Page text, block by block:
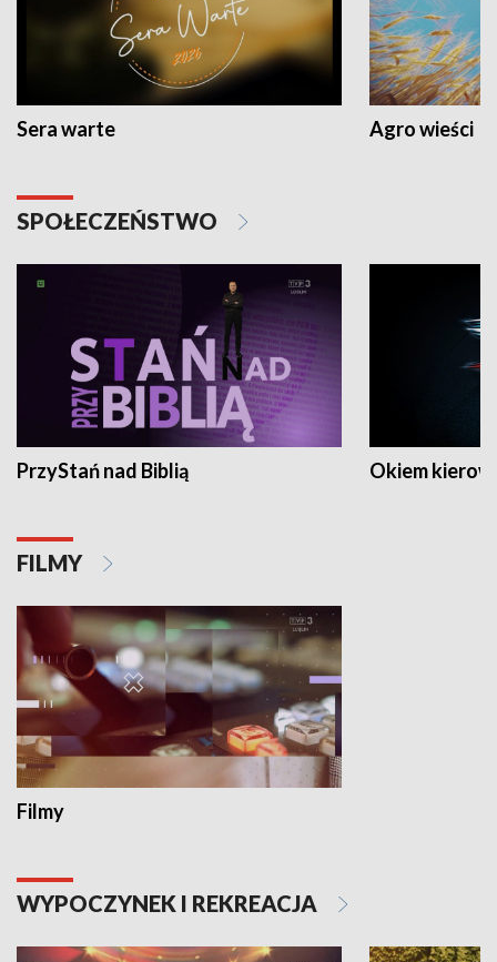
Sera warte Agro wieści
SPOŁECZEŃSTWO
PrzyStań nad Biblią Okiem
FILMY
Filmy
WYPOCZYNEK I REKREACJA